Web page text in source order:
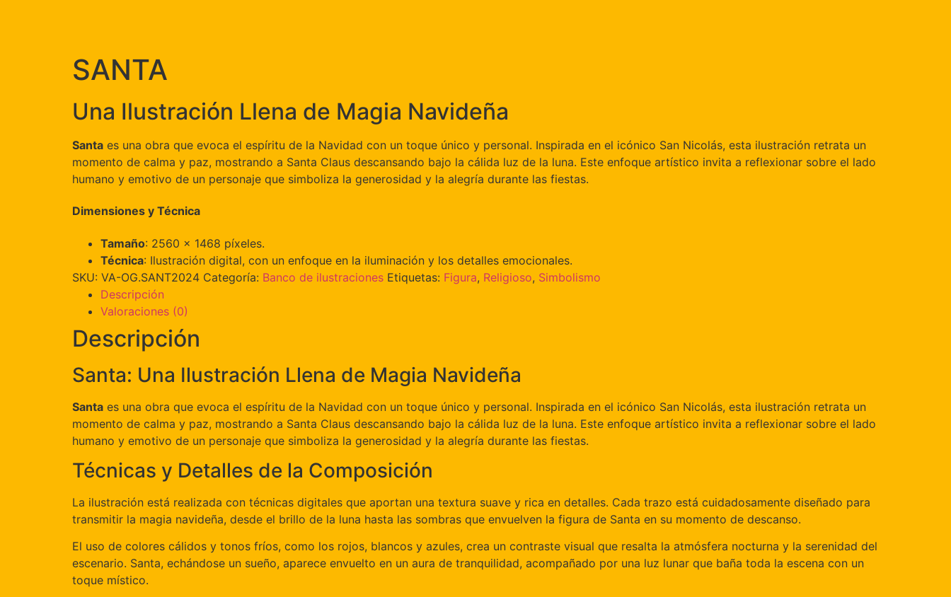
SANTA
Una Ilustración Llena de Magia Navideña
Santa es una obra que evoca el espíritu de la Navidad con un toque único y personal. Inspirada en el icónico San Nicolás, esta ilustración retrata un
momento de calma y paz, mostrando a Santa Claus descansando bajo la cálida luz de la luna. Este enfoque artístico invita a reflexionar sobre el lado
humano y emotivo de un personaje que simboliza la generosidad y la alegría durante las fiestas.
Dimensiones y Técnica
Tamaño: 2560 x 1468 píxeles.
Técnica: Ilustración digital, con un enfoque en la iluminación y los detalles emocionales.
SKU: VA-OG.SANT2024 Categoría: Banco de ilustraciones Etiquetas: Figura, Religioso, Simbolismo
Descripción
Valoraciones (0)
Descripción
Santa: Una Ilustración Llena de Magia Navideña
Santa es una obra que evoca el espíritu de la Navidad con un toque único y personal. Inspirada en el icónico San Nicolás, esta ilustración retrata un
momento de calma y paz, mostrando a Santa Claus descansando bajo la cálida luz de la luna. Este enfoque artístico invita a reflexionar sobre el lado
humano y emotivo de un personaje que simboliza la generosidad y la alegría durante las fiestas.
Técnicas y Detalles de la Composición
La ilustración está realizada con técnicas digitales que aportan una textura suave y rica en detalles. Cada trazo está cuidadosamente diseñado para
transmitir la magia navideña, desde el brillo de la luna hasta las sombras que envuelven la figura de Santa en su momento de descanso.
El uso de colores cálidos y tonos fríos, como los rojos, blancos y azules, crea un contraste visual que resalta la atmósfera nocturna y la serenidad del
escenario. Santa, echándose un sueño, aparece envuelto en un aura de tranquilidad, acompañado por una luz lunar que baña toda la escena con un
toque místico.